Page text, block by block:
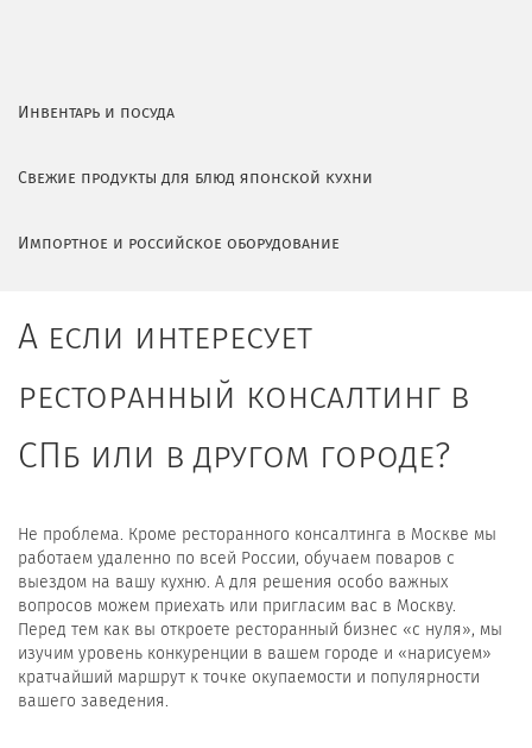
Инвентарь и посуда
Свежие продукты для блюд японской кухни
Импортное и российское оборудование
А если интересует
ресторанный консалтинг в
СПб или в другом городе?
Не проблема. Кроме ресторанного консалтинга в Москве мы
работаем удаленно по всей России, обучаем поваров с
выездом на вашу кухню. А для решения особо важных
вопросов можем приехать или пригласим вас в Москву.
Перед тем как вы откроете ресторанный бизнес «с нуля», мы
изучим уровень конкуренции в вашем городе и «нарисуем»
кратчайший маршрут к точке окупаемости и популярности
вашего заведения.